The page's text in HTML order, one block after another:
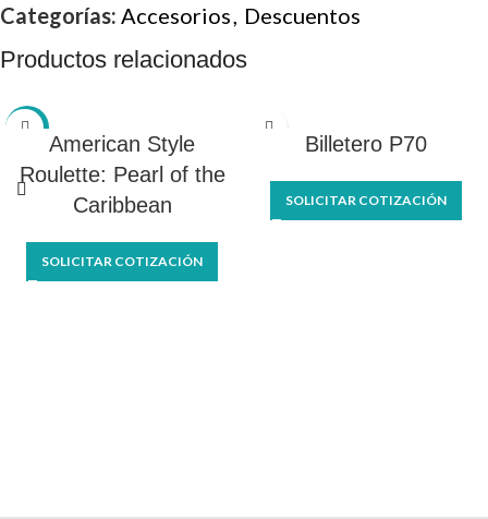
Categorías: Accesorios, Descuentos
Productos relacionados
-9%
American Style
Roulette: Pearl of the
Caribbean
SOLICITAR COTIZACIÓN
Billetero P70
SOLICITAR COTIZACIÓN